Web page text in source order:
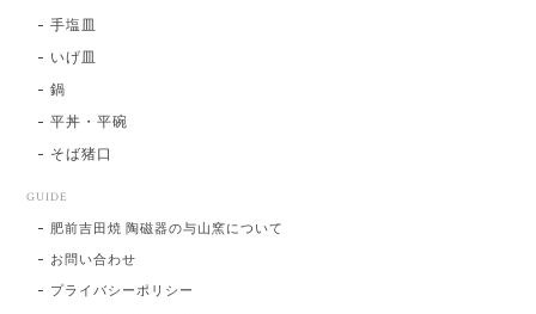
手塩皿
いげ皿
鍋
平丼・平碗
そば猪口
GUIDE
肥前吉田焼 陶磁器の与山窯について
お問い合わせ
プライバシーポリシー